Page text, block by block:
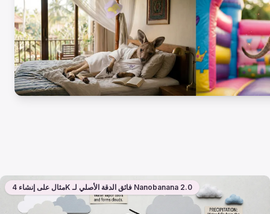
مثال على إنشاء 4K فائق الدقة الأصلي لـ Nanobanana 2.0